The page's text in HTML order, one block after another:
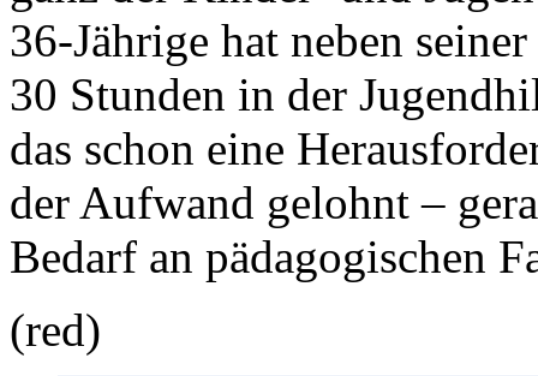
36-Jährige hat neben
30 Stunden in der
das schon eine
der Aufwand gelohnt –
Bedarf an pädagogischen
(red)